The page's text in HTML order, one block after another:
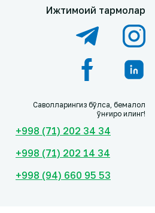
Ижтимоий тармоқлар
Саволларингиз бўлса, бемалол
қўнғироқ қилинг!
+998 (71) 202 34 34
+998 (71) 202 14 34
+998 (94) 660 95 53